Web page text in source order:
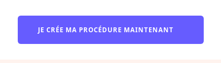
JE CRÉE MA PROCÉDURE MAINTENANT